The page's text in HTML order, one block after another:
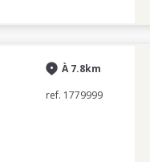
À 7.8km
ref. 1779999